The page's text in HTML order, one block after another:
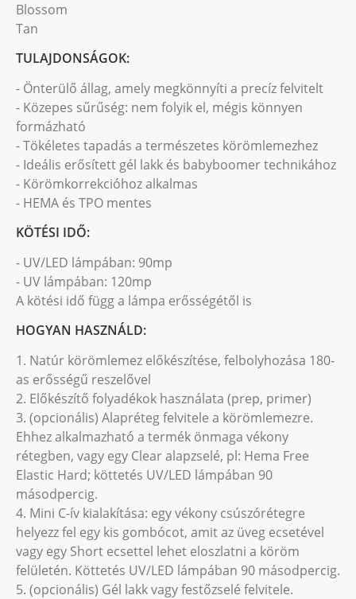
Blossom
Tan
TULAJDONSÁGOK:
- Önterülő állag, amely megkönnyíti a precíz felvitelt
- Közepes sűrűség: nem folyik el, mégis könnyen
formázható
- Tökéletes tapadás a természetes körömlemezhez
- Ideális erősített gél lakk és babyboomer technikához
- Körömkorrekcióhoz alkalmas
- HEMA és TPO mentes
KÖTÉSI IDŐ:
- UV/LED lámpában: 90mp
- UV lámpában: 120mp
A kötési idő függ a lámpa erősségétől is
HOGYAN HASZNÁLD:
1. Natúr körömlemez előkészítése, felbolyhozása 180-
as erősségű reszelővel
2. Előkészítő folyadékok használata (prep, primer)
3. (opcionális) Alapréteg felvitele a körömlemezre.
Ehhez alkalmazható a termék önmaga vékony
rétegben, vagy egy Clear alapzselé, pl: Hema Free
Elastic Hard; köttetés UV/LED lámpában 90
másodpercig.
4. Mini C-ív kialakítása: egy vékony csúszórétegre
helyezz fel egy kis gombócot, amit az üveg ecsetével
vagy egy Short ecsettel lehet eloszlatni a köröm
felületén. Köttetés UV/LED lámpában 90 másodpercig.
5. (opcionális) Gél lakk vagy festőzselé felvitele.